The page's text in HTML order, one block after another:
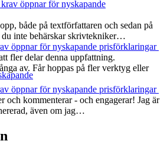
öppnar för nyskapande
både på textförfattaren och sedan på
du inte behärskar skrivtekniker…
öppnar för nyskapande prisförklaringar
fler delar denna uppfattning.
av. Får hoppas på fler verktyg eller
öppnar för nyskapande prisförklaringar
och kommenterar - och engagerar! Jag är
även om jag…